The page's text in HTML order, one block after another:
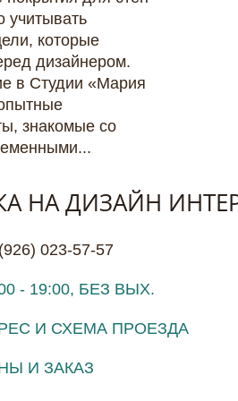
учитывать
которые
дизайнером.
в Студии «Мария
знакомые со
НА ДИЗАЙН
023-57-57
- 19:00, БЕЗ ВЫХ.
И СХЕМА ПРОЕЗДА
И ЗАКАЗ